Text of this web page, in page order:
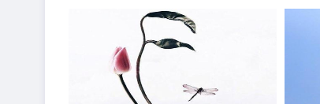
6、能够把自己压得低低的，那才是真正
7、刻意去找的东西，往往是找不到的。